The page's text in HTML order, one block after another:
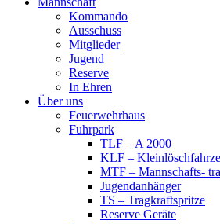
Kommando
Ausschuss
Mitglieder
Jugend
Reserve
In Ehren
Über uns
Feuerwehrhaus
Fuhrpark
TLF – A 2000
KLF –
MTF – Mannschafts-
Jugendanhänger
TS – Tragkraftspritze
Reserve Geräte